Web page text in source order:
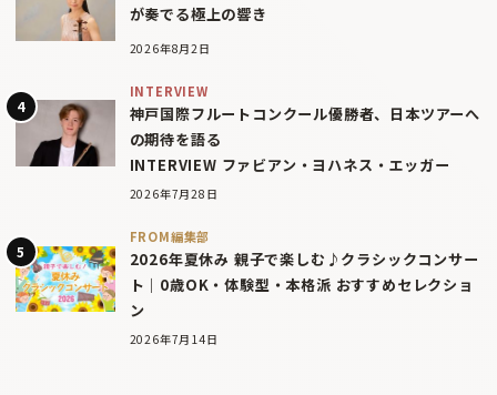
が奏でる極上の響き
2026年8月2日
INTERVIEW
神戸国際フルートコンクール優勝者、日本ツアーへ
の期待を語る
INTERVIEW ファビアン・ヨハネス・エッガー
2026年7月28日
FROM編集部
2026年夏休み 親子で楽しむ♪クラシックコンサー
ト｜0歳OK・体験型・本格派 おすすめセレクショ
ン
2026年7月14日